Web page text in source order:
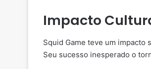
Impacto
Squid Game teve um impacto
Seu sucesso inesperado o